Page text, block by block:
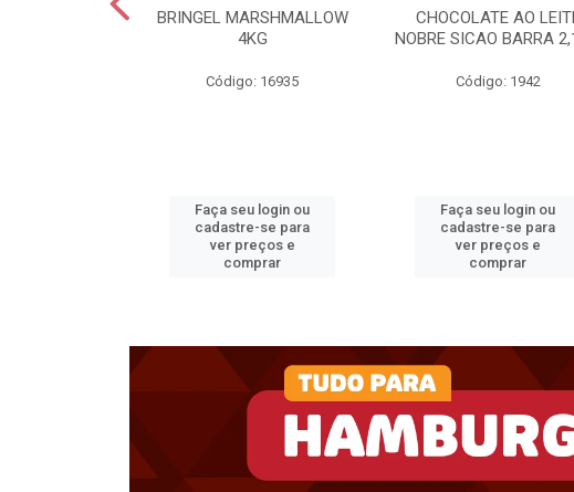
BRINGEL MARSHMALLOW
4KG
Código: 16935
Faça seu login ou
cadastre-se para
ver preços e
comprar
CHOCOLATE AO
NOBRE SICAO BARRA
Código: 1942
Faça seu login ou
cadastre-se para
ver preços e
comprar